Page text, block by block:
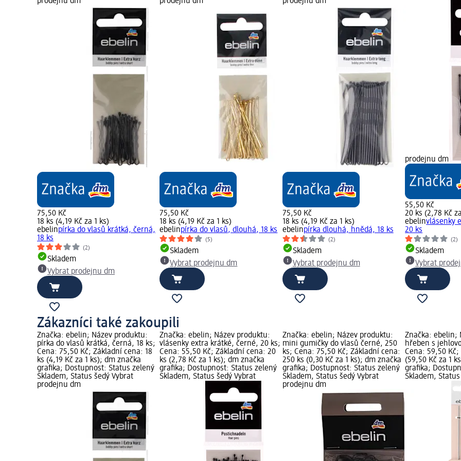
75,50 Kč
18 ks (4,19 Kč za 1 ks)
ebelinpírka do vlasů krátká, černá,
18 ks
(2)
Skladem
Vybrat prodejnu dm
75,50 Kč
18 ks (4,19 Kč za 1 ks)
ebelinpírka do vlasů, dlouhá, 18 ks
(5)
Skladem
Vybrat prodejnu dm
75,50 Kč
18 ks (4,19 Kč za 1 ks)
ebelinpírka dlouhá, hnědá, 18 ks
(2)
Skladem
Vybrat prodejnu dm
prodejnu dm
55,50 Kč
20 ks (2,78 Kč
ebelinvlásenky
20 ks
(2)
Skladem
Vybrat
Zákazníci také zakoupili
Značka: ebelin; Název produktu:
pírka do vlasů krátká, černá, 18 ks;
Cena: 75,50 Kč; Základní cena: 18
ks (4,19 Kč za 1 ks); dm značka
grafika; Dostupnost: Status zelený
Skladem, Status šedý Vybrat
prodejnu dm
Značka: ebelin; Název produktu:
vlásenky extra krátké, černé, 20 ks;
Cena: 55,50 Kč; Základní cena: 20
ks (2,78 Kč za 1 ks); dm značka
grafika; Dostupnost: Status zelený
Skladem, Status šedý Vybrat
Značka: ebelin; Název produktu:
mini gumičky do vlasů černé, 250
ks; Cena: 75,50 Kč; Základní cena:
250 ks (0,30 Kč za 1 ks); dm značka
grafika; Dostupnost: Status zelený
Skladem, Status šedý Vybrat
prodejnu dm
Značka: ebelin;
hřeben s
Cena: 59,50 Kč;
(59,50 Kč za 1
grafika;
Skladem,